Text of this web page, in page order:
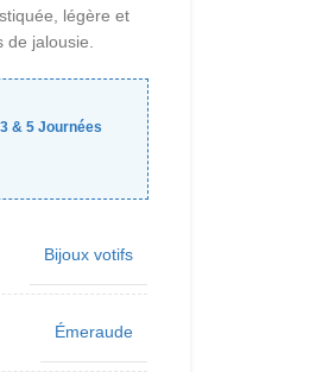
légère et
jalousie.
3& 5Journées
Bijoux votifs
Émeraude